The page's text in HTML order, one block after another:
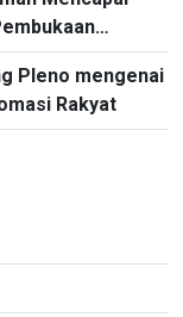
Pleno mengenai
Rakyat